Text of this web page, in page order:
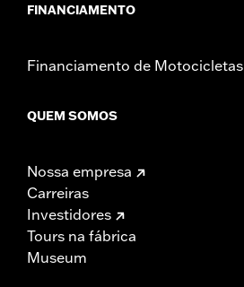
FINANCIAMENTO
Financiamento de Motocicletas
QUEM SOMOS
Nossa empresa
Carreiras
Investidores
Tours na fábrica
Museum